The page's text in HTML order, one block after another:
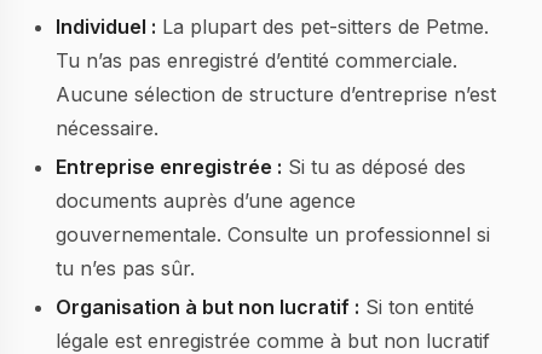
Individuel : La plupart des pet-sitters de Petme.
Tu n’as pas enregistré d’entité commerciale.
Aucune sélection de structure d’entreprise n’est
nécessaire.
Entreprise enregistrée : Si tu as déposé des
documents auprès d’une agence
gouvernementale. Consulte un professionnel si
tu n’es pas sûr.
Organisation à but non lucratif : Si ton entité
légale est enregistrée comme à but non lucratif